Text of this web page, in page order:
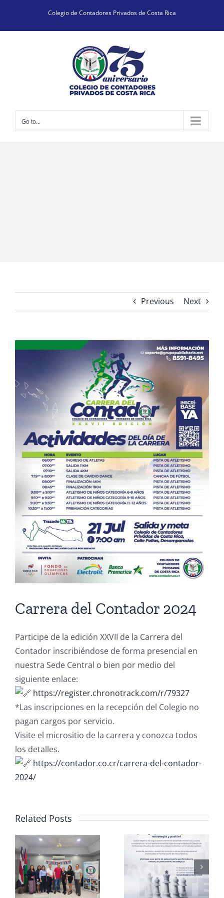
content
Colegio de Contadores Privados de Costa Rica
Go to...
Previous Next
Carrera del Contador 2024
Participe de la edición XXVII de la Carrera del
Contador inscribiéndose de forma presencial en
nuestra Sede Central o bien por medio del
siguiente enlace:
https://register.chronotrack.com/r/79327
*Las inscripciones en la recepción del Colegio no
pagan cargos por servicio.
Visite el micrositio de la carrera y conozca todos
los detalles.
https://contador.co.cr/carrera-del-contador-
2024/
Related Posts
Club de
Ajedrez
CCPCR
Informa